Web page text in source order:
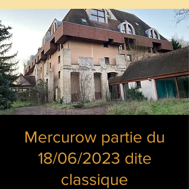
Mercurow partie du
18/06/2023 dite
classique